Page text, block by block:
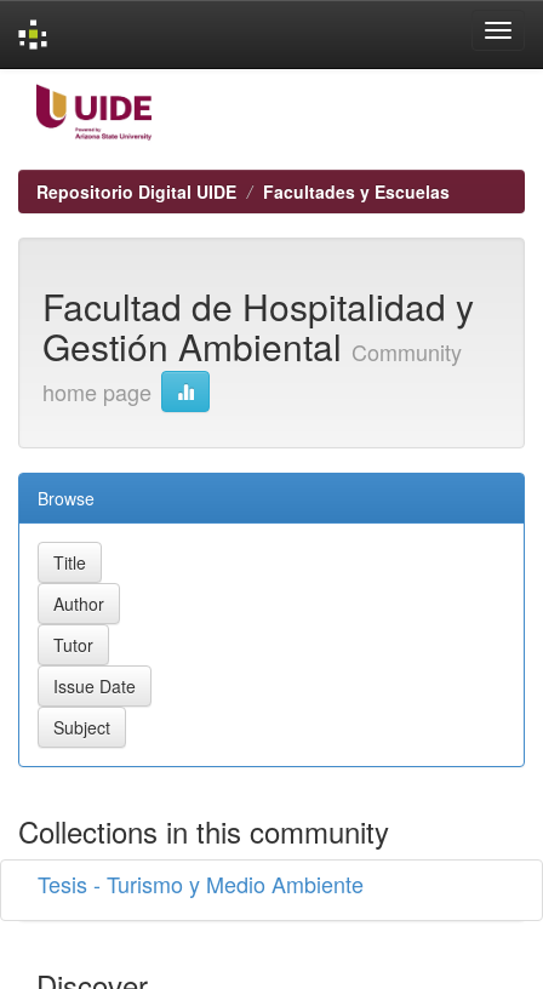
navigation
Repositorio Digital UIDE Facultades y Escuelas
Facultad de Hospitalidad y
Gestión Ambiental Community
home page
Browse
Collections in this community
Tesis - Turismo y Medio Ambiente